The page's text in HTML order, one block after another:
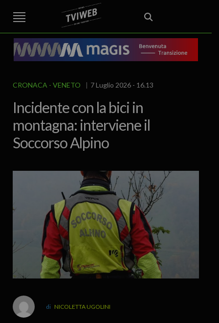
STREET TG CRONACA VENETO
VICENZA E PROVINCIA
AREA BERICA
ECONOMIA ATTUALITA’ POLITICA
EDITORIALE ITALIA E MONDO CURIOSITÀ – LIFESTYLE
CULTURA ARTE
SPORT
IL GRAFFIO FOOD & DRINK
CRONACA VENETO 7 Luglio 2026 - 16.13
Incidente con la bici in
montagna: interviene il
Soccorso Alpino
NICOLETTA UGOLINI